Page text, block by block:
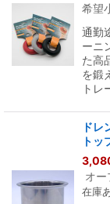
希望
通勤
ーニ
た高
を鍛
トレ
ドレ
トッ
オー
在庫